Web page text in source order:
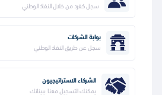
سجل كفرد من خلال النفاذ الوطني
بوابة الشركات
سجل عن طريق النفاذ الوطني
الشركاء الاستراتيجيون
يمكنك التسجيل معنا ببيناتك